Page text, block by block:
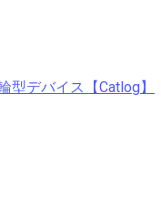
型デバイス【Catlog】